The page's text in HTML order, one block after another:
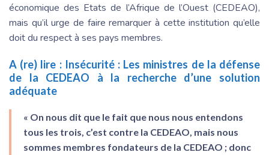
économique des Etats de l’Afrique de l’Ouest (CEDEAO),
mais qu’il urge de faire remarquer à cette institution qu’elle
doit du respect à ses pays membres.
A (re) lire : Insécurité : Les ministres de la défense
de la CEDEAO à la recherche d’une solution
adéquate
« On nous dit que le fait que nous nous entendons
tous les trois, c’est contre la CEDEAO, mais nous
sommes membres fondateurs de la CEDEAO ; donc